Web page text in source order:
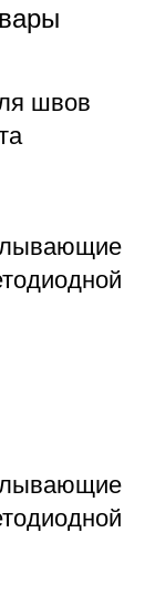
швов